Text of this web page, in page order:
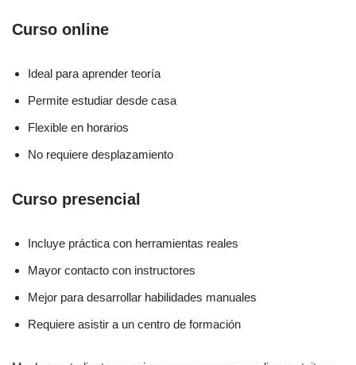
Curso online
Ideal para aprender teoría
Permite estudiar desde casa
Flexible en horarios
No requiere desplazamiento
Curso presencial
Incluye práctica con herramientas reales
Mayor contacto con instructores
Mejor para desarrollar habilidades manuales
Requiere asistir a un centro de formación